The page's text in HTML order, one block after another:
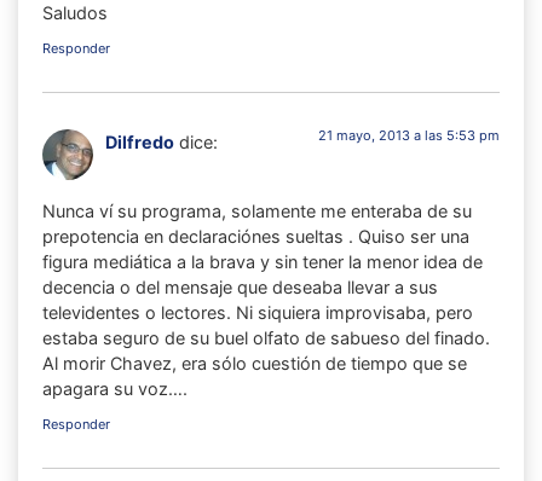
Saludos
Responder
Dilfredo dice: 21 mayo, 2013 a las 5:53 pm
Nunca ví su programa, solamente me enteraba de su
prepotencia en declaraciónes sueltas . Quiso ser una
figura mediática a la brava y sin tener la menor idea de
decencia o del mensaje que deseaba llevar a sus
televidentes o lectores. Ni siquiera improvisaba, pero
estaba seguro de su buel olfato de sabueso del finado.
Al morir Chavez, era sólo cuestión de tiempo que se
apagara su voz….
Responder